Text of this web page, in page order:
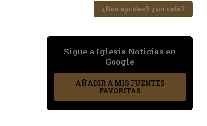
¿Nos ayudas? ¿un café?
Sigue a Iglesia Noticias en
Google
AÑADIR A MIS FUENTES
FAVORITAS